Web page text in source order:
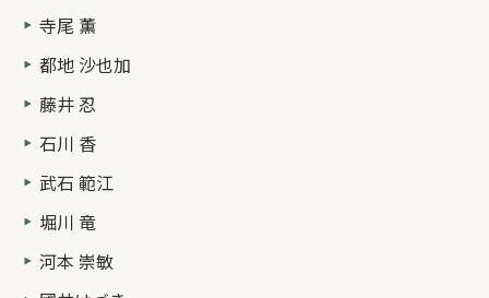
寺尾 薫
都地 沙也加
藤井 忍
石川 香
武石 範江
堀川 竜
河本 崇敏